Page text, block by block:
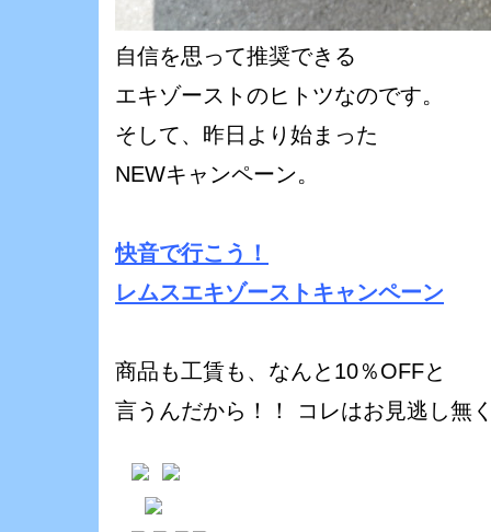
自信を思って推奨できる
エキゾーストのヒトツなのです。
そして、昨日より始まった
NEWキャンペーン。
快音で行こう！
レムスエキゾーストキャンペーン
商品も工賃も、なんと10％OFFと
言うんだから！！ コレはお見逃し無